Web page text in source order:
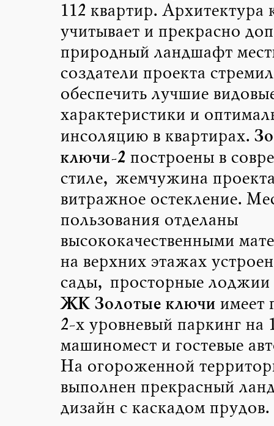
112 квартир. Архитектура
учитывает и прекрасно
природный ландшафт
создатели проекта
обеспечить лучшие
характеристики и
инсоляцию в квартирах.
ключи-2 построены в
стиле, жемчужина
витражное остекление.
пользования отделаны
высококачественными
на верхних этажах
сады, просторные лоджии
ЖК Золотые ключиимеет
2-х уровневый паркинг на
машиномест и гостевые
На огороженной
выполнен прекрасный
дизайн с каскадом прудов.